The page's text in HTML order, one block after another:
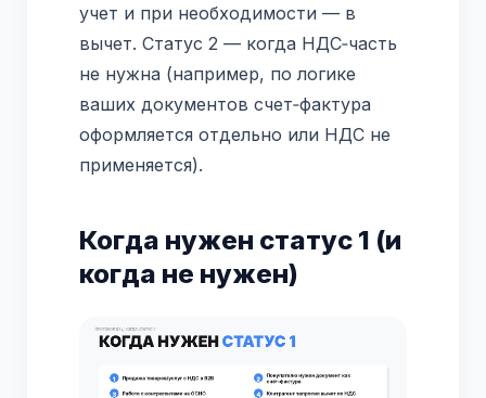
учет и при необходимости — в
вычет. Статус 2 — когда НДС‑часть
не нужна (например, по логике
ваших документов счет‑фактура
оформляется отдельно или НДС не
применяется).
Когда нужен статус 1 (и
когда не нужен)